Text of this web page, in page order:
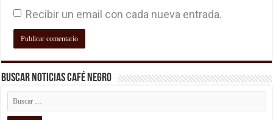
Recibir un email con cada nueva entrada.
Buscar Noticias Café Negro